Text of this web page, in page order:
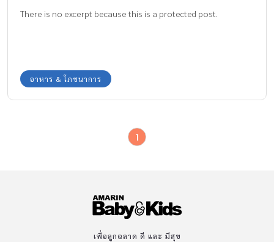
There is no excerpt because this is a protected post.
อาหาร & โภชนาการ
1
เพื่อลูกฉลาด ดี และ มีสุข